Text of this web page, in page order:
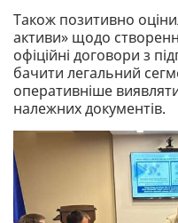
Також позитивно
активи» щодо
офіційні договори з
бачити легальний
оперативніше
належних документів.